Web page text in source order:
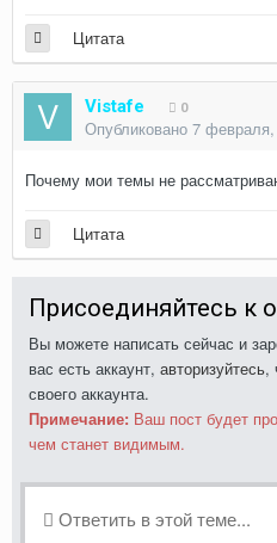
Цитата
Vistafe 0
Опубликовано 7 февраля,
Почему мои темы не
Цитата
Присоединяйтесь к
Вы можете написать сейчас и
вас есть аккаунт, авторизуйтесь,
своего аккаунта.
Примечание: Ваш пост будет
чем станет видимым.
Ответить в этой теме...